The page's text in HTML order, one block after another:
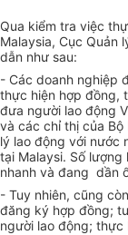
Qua kiểm tra việc
Malaysia, Cục Quản
dẫn như sau:
- Các doanh nghiệp
thực hiện hợp đồng,
đưa người lao động
và các chỉ thị của Bộ
lý lao động với nước
tại Malaysi. Số
nhanh và đang dần
- Tuy nhiên, cũng
đăng ký hợp đồng;
người lao động; thực